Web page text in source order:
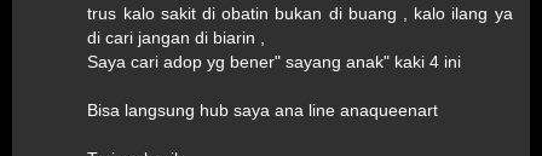
trus kalo sakit di obatin bukan di buang , kalo ilang ya
di cari jangan di biarin ,
Saya cari adop yg bener" sayang anak" kaki 4 ini
Bisa langsung hub saya ana line anaqueenart